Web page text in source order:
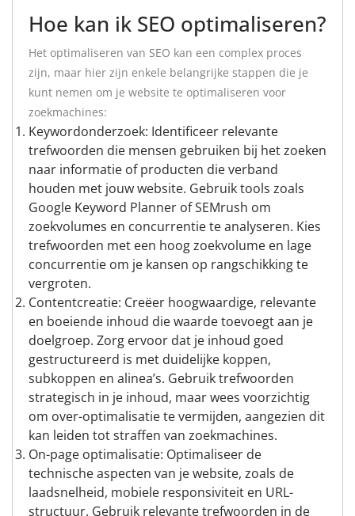
Hoe kan ik SEO optimaliseren?
Het optimaliseren van SEO kan een complex proces
zijn, maar hier zijn enkele belangrijke stappen die je
kunt nemen om je website te optimaliseren voor
zoekmachines:
Keywordonderzoek: Identificeer relevante
trefwoorden die mensen gebruiken bij het zoeken
naar informatie of producten die verband
houden met jouw website. Gebruik tools zoals
Google Keyword Planner of SEMrush om
zoekvolumes en concurrentie te analyseren. Kies
trefwoorden met een hoog zoekvolume en lage
concurrentie om je kansen op rangschikking te
vergroten.
Contentcreatie: Creëer hoogwaardige, relevante
en boeiende inhoud die waarde toevoegt aan je
doelgroep. Zorg ervoor dat je inhoud goed
gestructureerd is met duidelijke koppen,
subkoppen en alinea’s. Gebruik trefwoorden
strategisch in je inhoud, maar wees voorzichtig
om over-optimalisatie te vermijden, aangezien dit
kan leiden tot straffen van zoekmachines.
On-page optimalisatie: Optimaliseer de
technische aspecten van je website, zoals de
laadsnelheid, mobiele responsiviteit en URL-
structuur. Gebruik relevante trefwoorden in de